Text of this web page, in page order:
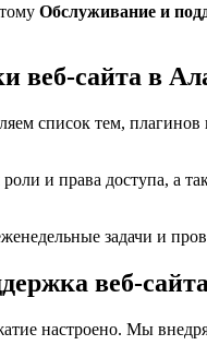
Обслуживание и
веб-сайта в
список тем,
и права доступа, а
задачи и
веб-
настроено. Мы